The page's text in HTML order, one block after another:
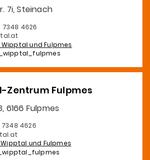
7i, Steinach
7348 4626
Wipptal und Fulpmes
Zentrum Fulpmes
6166 Fulpmes
4626
und Fulpmes